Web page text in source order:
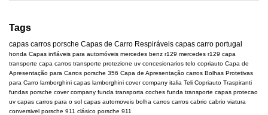
Tags
capas carros porsche Capas de Carro Respiráveis capas carro portugal
honda Capas infláveis para automóveis mercedes benz r129 mercedes r129 capa
transporte capa carros transporte protezione uv concesionarios telo copriauto Capa de
Apresentação para Carros porsche 356 Capa de Apresentação carros Bolhas Protetivas
para Carro lamborghini capas lamborghini cover company italia Teli Copriauto Traspiranti
fundas porsche cover company funda transporta coches funda transporte capas protecao
uv capas carros para o sol capas automoveis bolha carros carros cabrio cabrio viatura
conversivel porsche 911 clásico porsche 911